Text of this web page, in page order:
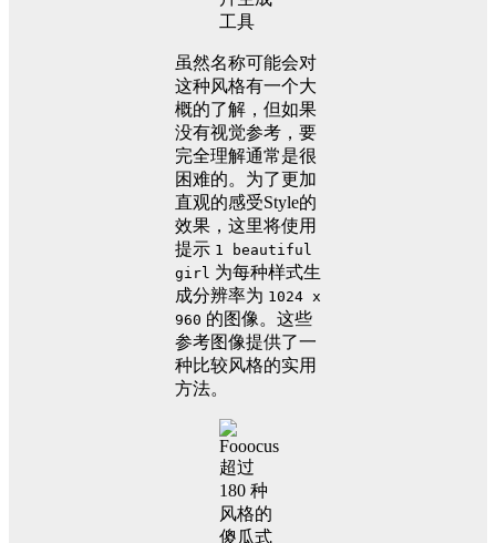
虽然名称可能会对
这种风格有一个大
概的了解，但如果
没有视觉参考，要
完全理解通常是很
困难的。为了更加
直观的感受Style的
效果，这里将使用
提示 1 beautiful
girl 为每种样式生
成分辨率为 1024 x
960 的图像。这些
参考图像提供了一
种比较风格的实用
方法。